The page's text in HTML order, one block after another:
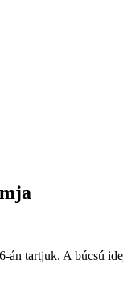
án tartjuk. A búcsú